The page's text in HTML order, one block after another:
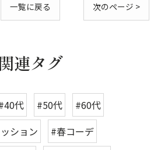
一覧に戻る 次のページ >
関連タグ
代 #50代
#60代
ション
#春コーデ